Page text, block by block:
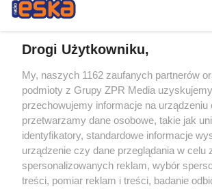
ZOBACZ WIĘCEJ
Drogi Użytkowniku,
My, naszych 1162 zaufanych partnerów
podmioty z Grupy ZPR Media
przechowujemy informacje na urządzeniu
przetwarzamy dane osobowe, takie jak
identyfikatory, standardowe informacje
urządzenie czy dane przeglądania w celu
spersonalizowanych reklam, wybór
treści, pomiar reklam i treści, badanie